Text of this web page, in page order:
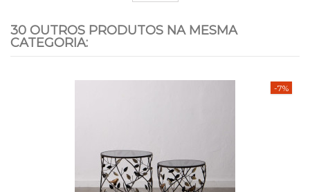
30 OUTROS PRODUTOS NA MESMA
CATEGORIA:
-7%